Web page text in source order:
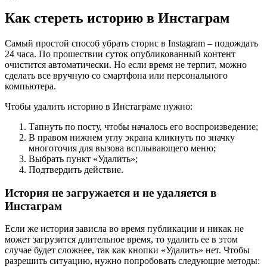
Как стереть историю в Инстаграм
Самый простой способ убрать сторис в Instagram – подождать
24 часа. По прошествии суток опубликованный контент
очистится автоматически. Но если время не терпит, можно
сделать все вручную со смартфона или персонального
компьютера.
Чтобы удалить историю в Инстаграме нужно:
Тапнуть по посту, чтобы началось его воспроизведение;
В правом нижнем углу экрана кликнуть по значку
многоточия для вызова всплывающего меню;
Выбрать пункт «Удалить»;
Подтвердить действие.
История не загружается и не удаляется в
Инстаграм
Если же история зависла во время публикации и никак не
может загрузится длительное время, то удалить ее в этом
случае будет сложнее, так как кнопки «Удалить» нет. Чтобы
разрешить ситуацию, нужно попробовать следующие методы: